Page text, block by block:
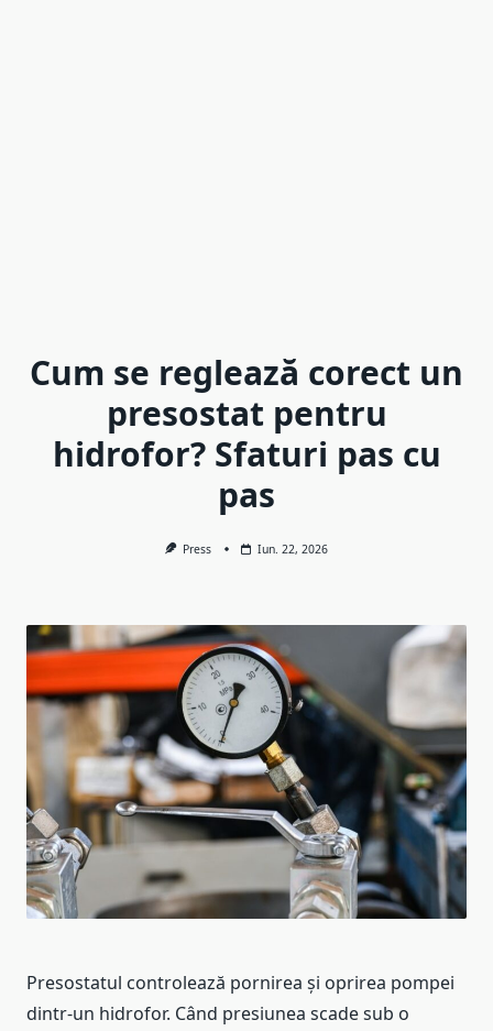
Cum se reglează corect un
presostat pentru
hidrofor? Sfaturi pas cu
pas
Press Iun. 22, 2026
Presostatul controlează pornirea și oprirea pompei
dintr-un hidrofor. Când presiunea scade sub o